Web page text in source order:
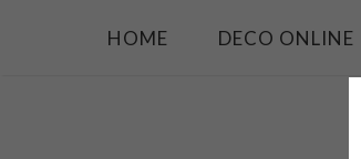
HOME DECO ONLINE